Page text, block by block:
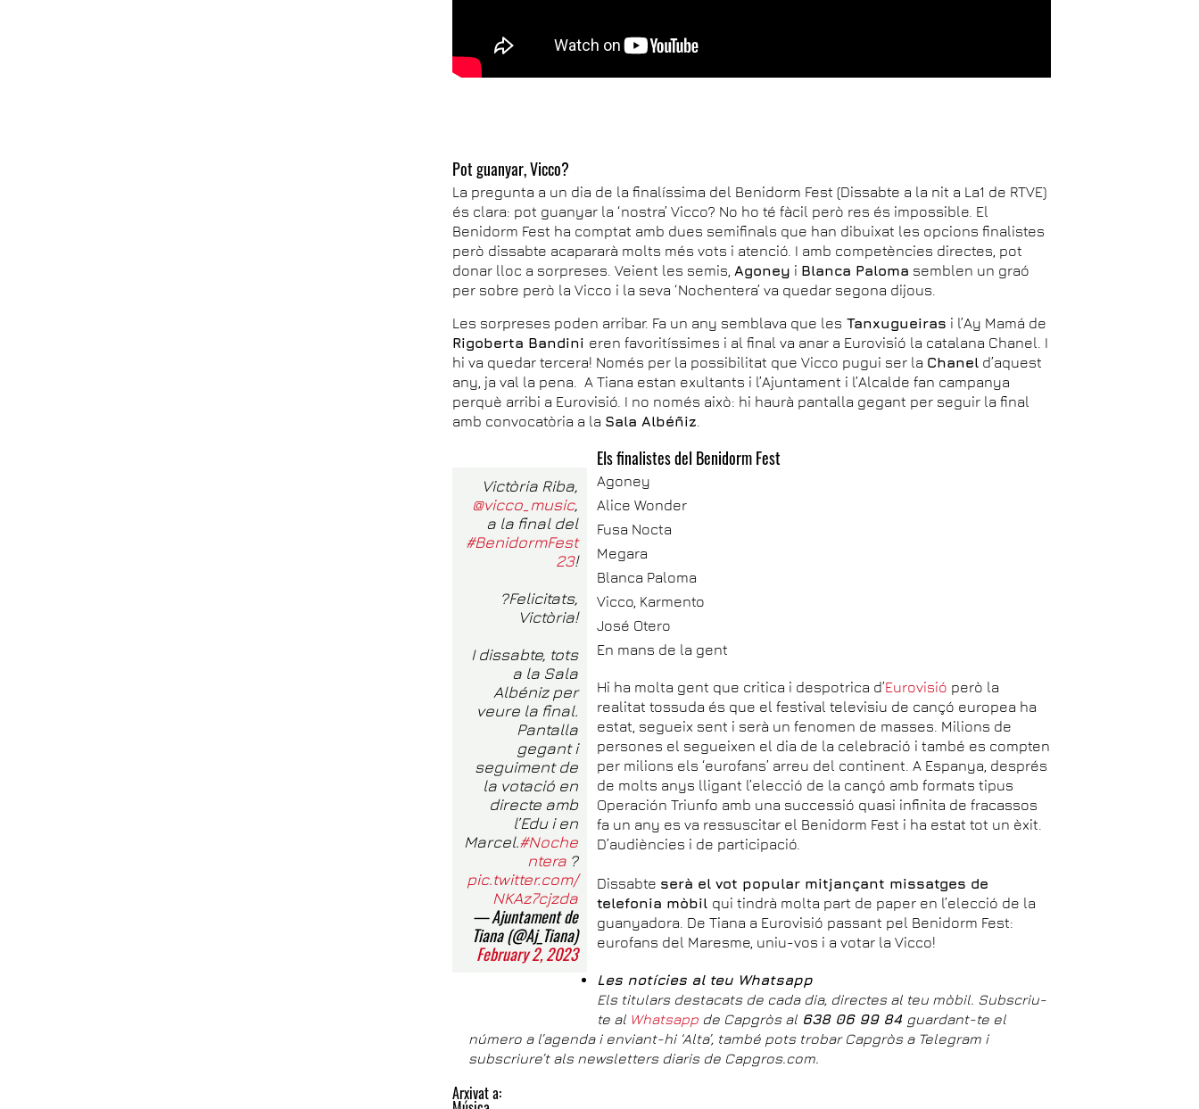
Pot guanyar, Vicco?
La pregunta a un dia de la finalíssima del Benidorm Fest (Dissabte a la nit a La1 de RTVE)
és clara: pot guanyar la ‘nostra’ Vicco? No ho té fàcil però res és impossible. El
Benidorm Fest ha comptat amb dues semifinals que han dibuixat les opcions finalistes
però dissabte acapararà molts més vots i atenció. I amb competències directes, pot
donar lloc a sorpreses. Veient les semis, Agoney i Blanca Paloma semblen un graó
per sobre però la Vicco i la seva ‘Nochentera’ va quedar segona dijous.
Les sorpreses poden arribar. Fa un any semblava que les Tanxugueiras i l’Ay Mamá de
Rigoberta Bandini eren favoritíssimes i al final va anar a Eurovisió la catalana Chanel. I
hi va quedar tercera! Només per la possibilitat que Vicco pugui ser la Chanel d’aquest
any, ja val la pena. A Tiana estan exultants i l’Ajuntament i l’Alcalde fan campanya
perquè arribi a Eurovisió. I no només això: hi haurà pantalla gegant per seguir la final
amb convocatòria a la Sala Albéñiz
Victòria Riba,
@vicco_music,
a la final del
#BenidormFest
23!
?Felicitats,
Victòria!
I dissabte, tots
a la Sala
Albéniz per
veure la final.
Pantalla
gegant i
seguiment de
la votació en
directe amb
l’Edu i en
Marcel.#Noche
ntera ?
pic.twitter.com/
NKAz7cjzda
— Ajuntament de
Tiana (@Aj_Tiana)
February 2, 2023
Els finalistes del Benidorm Fest
Agoney
Alice Wonder
Fusa Nocta
Megara
Blanca Paloma
Vicco, Karmento
José Otero
En mans de la gent
Hi ha molta gent que critica i despotrica d’Eurovisió però la
realitat tossuda és que el festival televisiu de cançó europea ha
estat, segueix sent i serà un fenomen de masses. Milions de
persones el segueixen el dia de la celebració i també es compten
per milions els ‘eurofans’ arreu del continent. A Espanya, després
de molts anys lligant l’elecció de la cançó amb formats tipus
Operación Triunfo amb una successió quasi infinita de fracassos
fa un any es va ressuscitar el Benidorm Fest i ha estat tot un èxit.
D’audiències i de participació.
Dissabte serà el vot popular mitjançant missatges de
telefonia mòbil qui tindrà molta part de paper en l’elecció de la
guanyadora. De Tiana a Eurovisió passant pel Benidorm Fest:
eurofans del Maresme, uniu-vos i a votar la Vicco!
Les notícies al teu Whatsapp
Els titulars destacats de cada dia, directes al teu mòbil. Subscriu-
te al Whatsapp de Capgròs al 638 06 99 84 guardant-te el
número a l’agenda i enviant-hi ‘Alta’, també pots trobar Capgròs a Telegram i
subscriure’t als newsletters diaris de Capgros.com.
Arxivat a: